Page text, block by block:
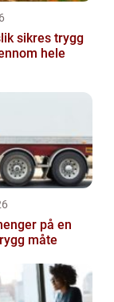
hele
på en
måte